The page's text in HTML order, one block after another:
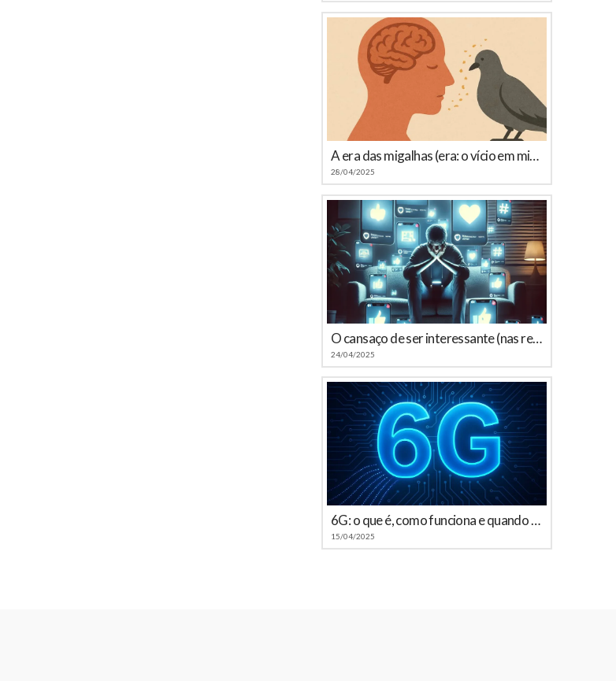
A era das migalhas (era: o vício em microconteúdos)
28/04/2025
O cansaço de ser interessante (nas redes sociais)
24/04/2025
6G: o que é, como funciona e quando chega ao Brasil
15/04/2025